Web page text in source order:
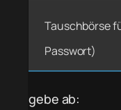
Tauschbörse
Passwort)
gebe ab: